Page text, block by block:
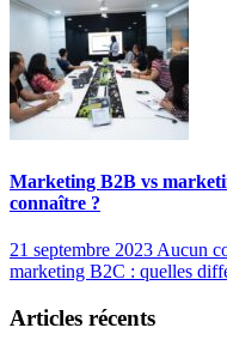
Marketing B2B vs
connaître ?
21 septembre 2023 Aucun
marketing B2C : quelles
Articles récents